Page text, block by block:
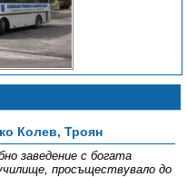
Колев, Троян
заведение с богата
просъществувало до